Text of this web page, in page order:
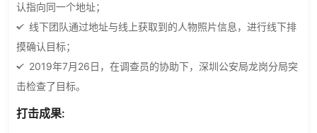
认指向同一个地址；
线下团队通过地址与线上获取到的人物照片信息，进行线下排
摸确认目标；
2019年7月26日，在调查员的协助下，深圳公安局龙岗分局突
击检查了目标。
打击成果: